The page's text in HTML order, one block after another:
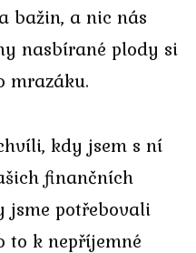
bažin, a nic nás
nasbírané plody si
mrazáku.
kdy jsem s ní
finančních
jsme potřebovali
to k nepříjemné